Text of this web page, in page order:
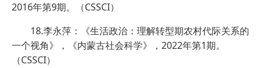
2016年第9期。（CSSCI）
18.李永萍：《生活政治：理解转型期农村代际关系的
一个视角》，《内蒙古社会科学》，2022年第1期。
（CSSCI）